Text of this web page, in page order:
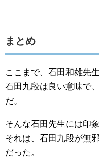
まとめ
ここまで、石田和雄先
石田九段は良い意味で
だ。
そんな石田先生には印
それは、石田九段が無
だった。